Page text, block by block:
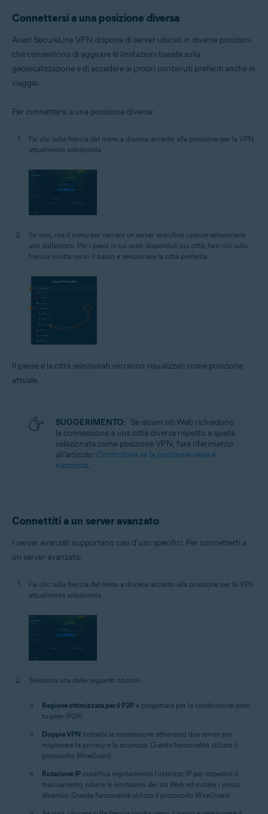
Connettersi a una posizione diversa
Avast SecureLine VPN dispone di server ubicati in diverse posizioni
che consentono di aggirare le limitazioni basate sulla
geolocalizzazione e di accedere ai propri contenuti preferiti anche in
viaggio.
Per connettersi a una posizione diversa:
Fai clic sulla freccia del menu a discesa accanto alla posizione per la VPN
attualmente selezionata.
Se vuoi, usa il menu per cercare un server specifico oppure selezionane
uno dall'elenco. Per i paesi in cui sono disponibili più città, fare clic sulla
freccia rivolta verso il basso e selezionare la città preferita.
Il paese e la città selezionati verranno visualizzati come posizione
attuale.
SUGGERIMENTO: Se alcuni siti Web richiedono
la connessione a una città diversa rispetto a quella
selezionata come posizione VPN, fare riferimento
all’articolo: Controllare se la posizione reale è
nascosta.
Connettiti a un server avanzato
I server avanzati supportano casi d'uso specifici. Per connetterti a
un server avanzato:
Fai clic sulla freccia del menu a discesa accanto alla posizione per la VPN
attualmente selezionata.
Seleziona una delle seguenti opzioni:
Regione ottimizzata per il P2P è progettata per la condivisione peer-
to-peer (P2P).
Doppia VPN instrada la connessione attraverso due server per
migliorare la privacy e la sicurezza. Questa funzionalità utilizza il
protocollo WireGuard.
Rotazione IP modifica regolarmente l'indirizzo IP per impedire il
tracciamento, ridurre le limitazioni dei siti Web ed evitare i prezzi
dinamici. Questa funzionalità utilizza il protocollo WireGuard.